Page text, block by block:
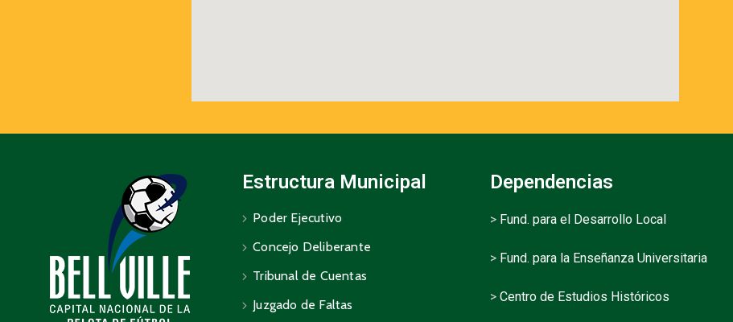
Estructura Municipal
Poder Ejecutivo
Concejo Deliberante
Tribunal de Cuentas
Juzgado de Faltas
Dependencias
> Fund. para el Desarrollo Local
> Fund. para la Enseñanza Universitaria
> Centro de Estudios Históricos